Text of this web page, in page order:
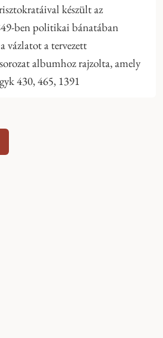
készült az
ben politikai bánatában
vázlatot a tervezett
albumhoz rajzolta, amely
430, 465, 1391